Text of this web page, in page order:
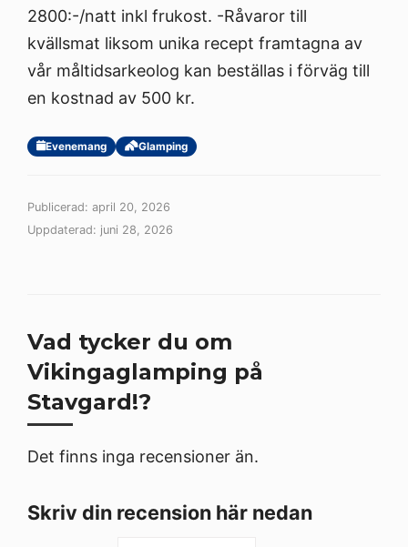
2800:-/natt inkl frukost. -Råvaror till
kvällsmat liksom unika recept framtagna av
vår måltidsarkeolog kan beställas i förväg till
en kostnad av 500 kr.
Evenemang Glamping
Publicerad: april 20, 2026
Uppdaterad: juni 28, 2026
Vad tycker du om
Vikingaglamping på
Stavgard!?
Det finns inga recensioner än.
Skriv din recension här nedan